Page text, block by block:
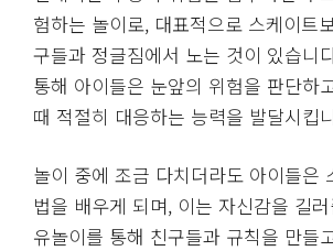
험하는 놀이로, 대표적으로 스케이트
구들과 정글짐에서 노는 것이 있습니
통해 아이들은 눈앞의 위험을 판단하
때 적절히 대응하는 능력을 발달시킵
놀이 중에 조금 다치더라도 아이들은
법을 배우게 되며, 이는 자신감을 길
유놀이를 통해 친구들과 규칙을 만들